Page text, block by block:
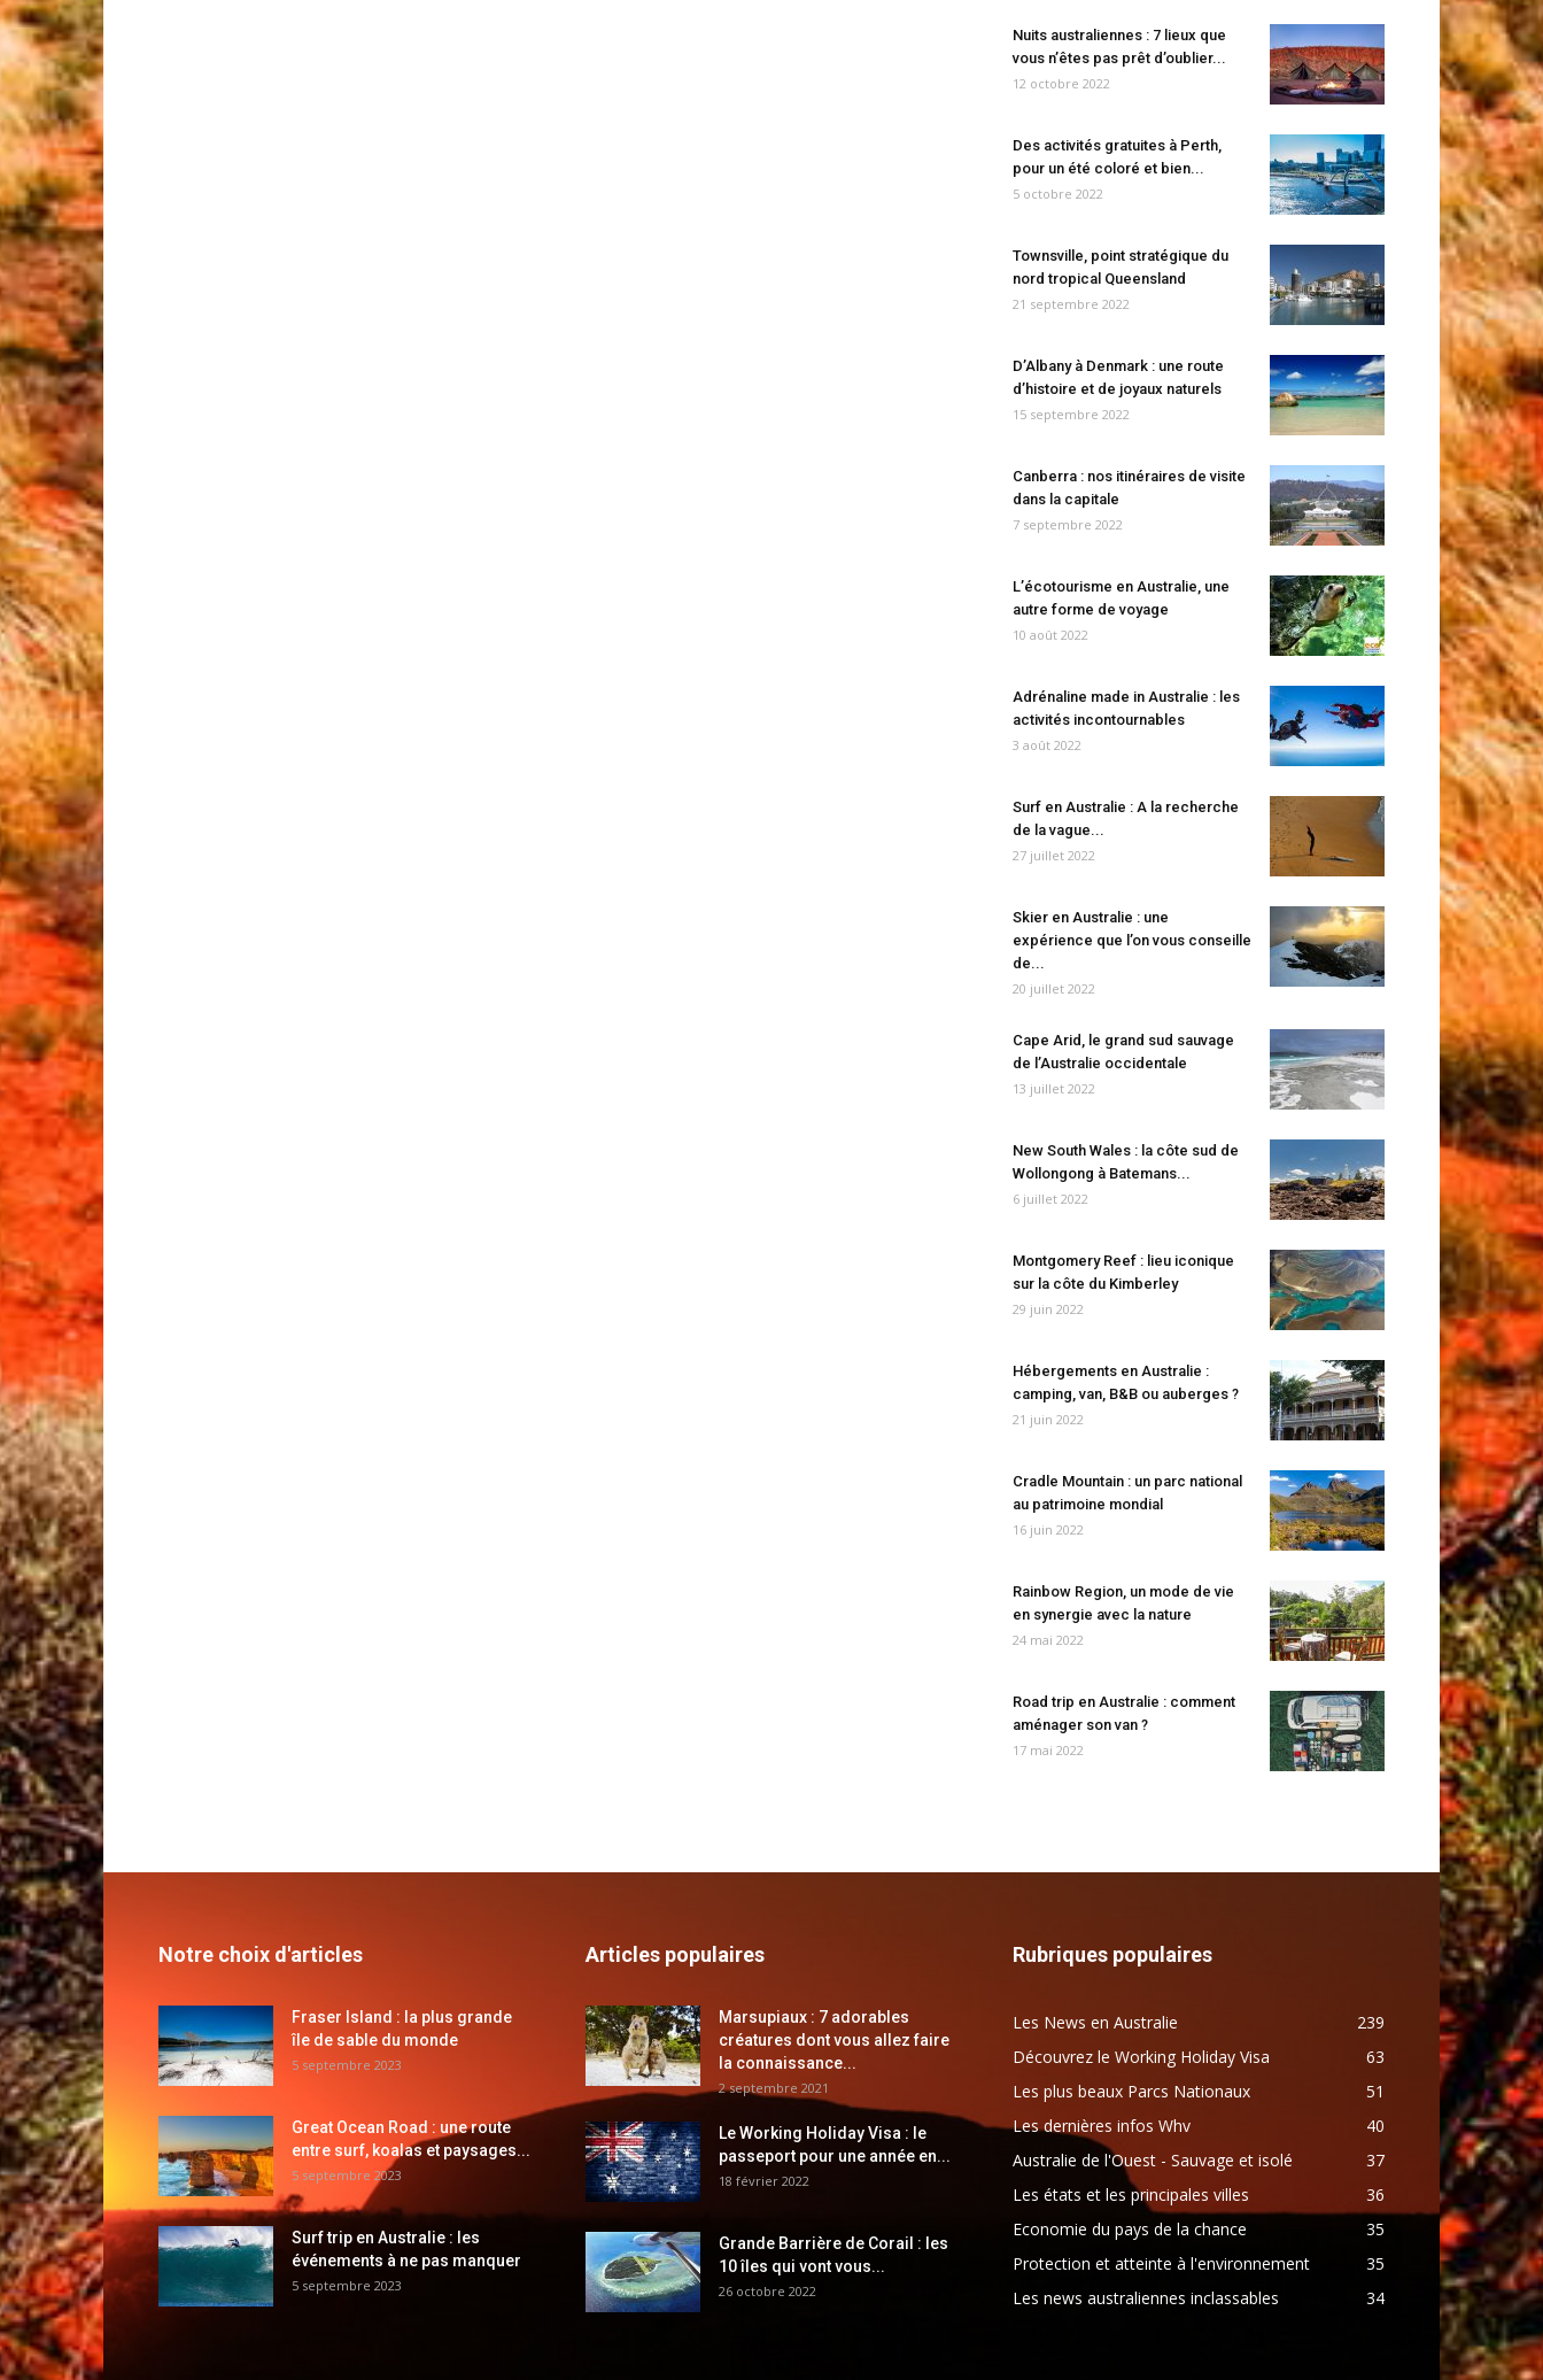
Nuits australiennes : 7 lieux que
vous n’êtes pas prêt d’oublier...
12 octobre 2022
Des activités gratuites à Perth,
pour un été coloré et bien...
5 octobre 2022
Townsville, point stratégique du
nord tropical Queensland
21 septembre 2022
D’Albany à Denmark : une route
d’histoire et de joyaux naturels
15 septembre 2022
Canberra : nos itinéraires de visite
dans la capitale
7 septembre 2022
L’écotourisme en Australie, une
autre forme de voyage
10 août 2022
Adrénaline made in Australie : les
activités incontournables
3 août 2022
Surf en Australie : A la recherche
de la vague...
27 juillet 2022
Skier en Australie : une
expérience que l’on vous conseille
de...
20 juillet 2022
Cape Arid, le grand sud sauvage
de l’Australie occidentale
13 juillet 2022
New South Wales : la côte sud de
Wollongong à Batemans...
6 juillet 2022
Montgomery Reef : lieu iconique
sur la côte du Kimberley
29 juin 2022
Hébergements en Australie :
camping, van, B&B ou auberges ?
21 juin 2022
Cradle Mountain : un parc national
au patrimoine mondial
16 juin 2022
Rainbow Region, un mode de vie
en synergie avec la nature
24 mai 2022
Road trip en Australie : comment
aménager son van ?
17 mai 2022
Notre choix d'articles
Fraser Island : la plus grande
île de sable du monde
5 septembre 2023
Great Ocean Road : une route
entre surf, koalas et paysages...
5 septembre 2023
Surf trip en Australie : les
événements à ne pas manquer
5 septembre 2023
Articles populaires
Marsupiaux : 7 adorables
créatures dont vous allez faire
la connaissance...
2 septembre 2021
Le Working Holiday Visa : le
passeport pour une année en...
18 février 2022
Grande Barrière de Corail : les
10 îles qui vont vous...
26 octobre 2022
Rubriques populaires
Les News en Australie
239
Découvrez le Working Holiday Visa
63
Les plus beaux Parcs Nationaux
51
Les dernières infos Whv
40
Australie de l'Ouest - Sauvage et isolé
37
Les états et les principales villes
36
Economie du pays de la chance
35
Protection et atteinte à l'environnement
35
Les news australiennes inclassables
34